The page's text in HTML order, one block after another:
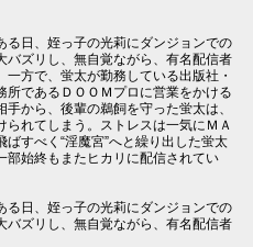
る日、姪っ子の光莉にダンジョンでの
バズリし、無自覚ながら、有名配信者
方で、蛍太が勤務している出版社・
所であるＤＯＯＭプロに営業をかける
から、後輩の鵜飼を守った蛍太は、
れてしまう。ストレスは一気にＭＡ
すべく“淫魔宮”へと繰り出した蛍太
部始終もまたヒカリに配信されてい
る日、姪っ子の光莉にダンジョンでの
バズリし、無自覚ながら、有名配信者